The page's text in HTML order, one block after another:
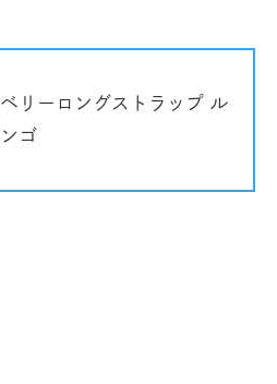
ベリーロングストラップ ル
ンゴ